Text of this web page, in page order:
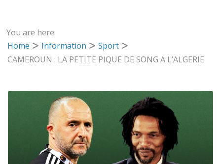
You are here:
Home
Information
Sport
CAMEROUN : LA PETITE PIQUE DE SONG A L’ALGERIE